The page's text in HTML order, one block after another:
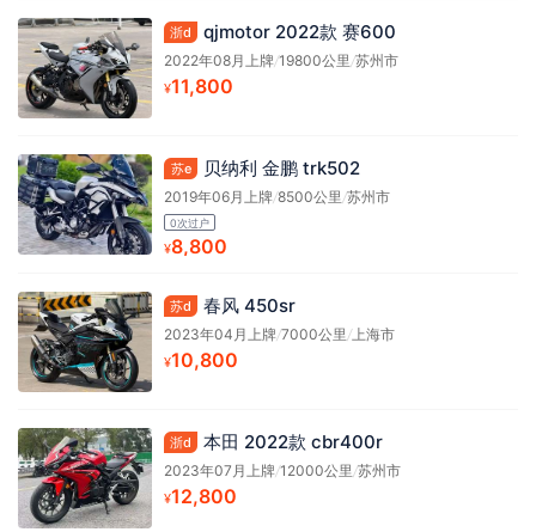
浙d qjmotor 2022款 赛600
2022年08月上牌/19800公里 /苏州市
¥11,800
苏e 贝纳利 金鹏 trk502
2019年06月上牌/8500公里 /苏州市
0次过户
¥8,800
苏d 春风 450sr
2023年04月上牌/7000公里 /上海市
¥10,800
浙d 本田 2022款 cbr400r
2023年07月上牌/12000公里 /苏州市
¥12,800